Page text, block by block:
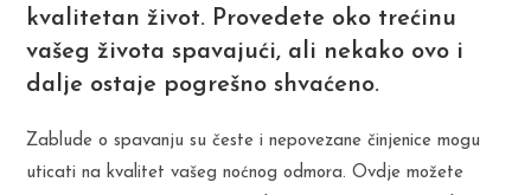
kvalitetan život. Provedete oko trećinu
vašeg života spavajući, ali nekako ovo i
dalje ostaje pogrešno shvaćeno.
Zablude o spavanju su česte i nepovezane činjenice mogu
uticati na kvalitet vašeg noćnog odmora. Ovdje možete